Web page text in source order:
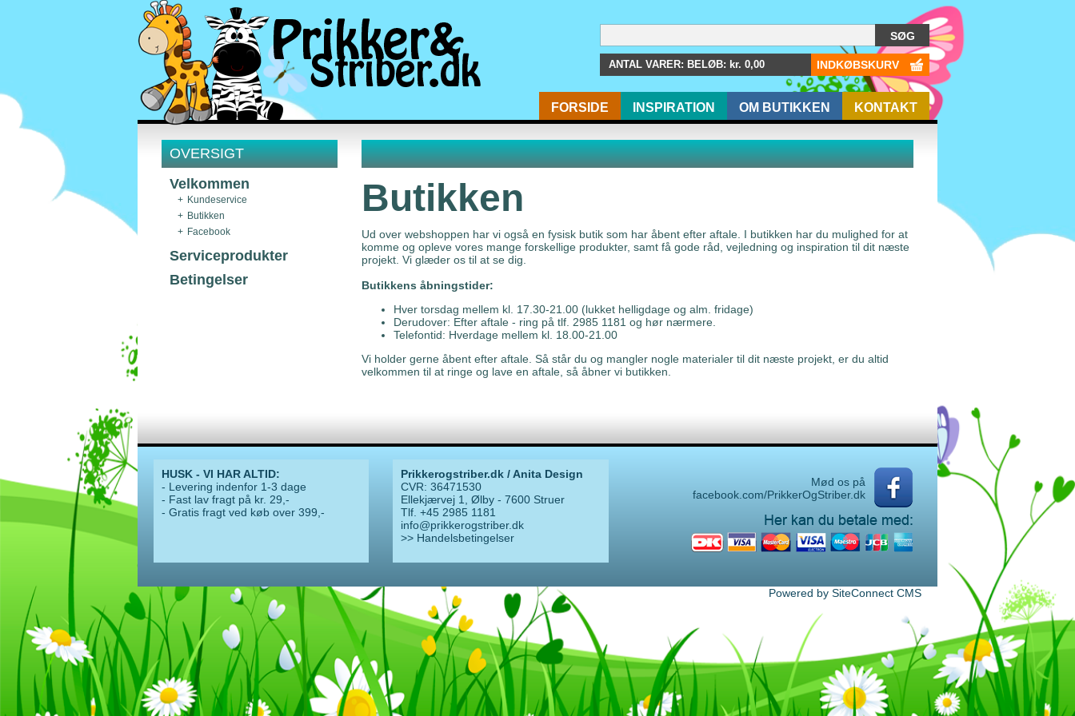
FORSIDE INSPIRATION OM BUTIKKEN KONTAKT
ANTAL VARER: BELØB: kr. 0,00 INDKØBSKURV
OVERSIGT
Velkommen
Kundeservice
Butikken
Facebook
Serviceprodukter
Betingelser
Butikken
Ud over webshoppen har vi også en fysisk butik som har åbent efter aftale. I butikken har du mulighed for at
komme og opleve vores mange forskellige produkter, samt få gode råd, vejledning og inspiration til dit næste
projekt. Vi glæder os til at se dig.
Butikkens åbningstider:
Hver torsdag mellem kl. 17.30-21.00 (lukket helligdage og alm. fridage)
Derudover: Efter aftale - ring på tlf. 2985 1181 og hør nærmere.
Telefontid: Hverdage mellem kl. 18.00-21.00
Vi holder gerne åbent efter aftale. Så står du og mangler nogle materialer til dit næste projekt, er du altid
velkommen til at ringe og lave en aftale, så åbner vi butikken.
HUSK - VI HAR ALTID:
- Levering indenfor 1-3 dage
- Fast lav fragt på kr. 29,-
- Gratis fragt ved køb over 399,-
Prikkerogstriber.dk / Anita Design
CVR: 36471530
Ellekjærvej 1, Ølby - 7600 Struer
Tlf. +45 2985 1181
info@prikkerogstriber.dk
>> Handelsbetingelser
Mød os på
facebook.com/PrikkerOgStriber.dk
Powered by SiteConnect CMS